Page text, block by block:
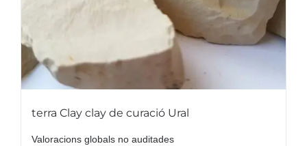
terra Clay clay de curació Ural
Valoracions globals no auditades